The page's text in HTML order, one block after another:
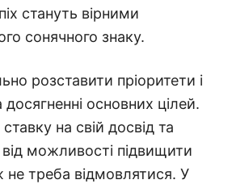
стануть вірними
сонячного знаку.
розставити пріоритети і
основних цілей.
на свій досвід та
можливості підвищити
не треба відмовлятися. У